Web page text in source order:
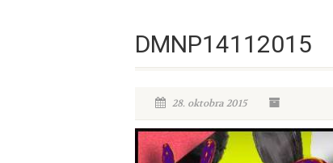
DMNP14112015
28. oktobra 2015